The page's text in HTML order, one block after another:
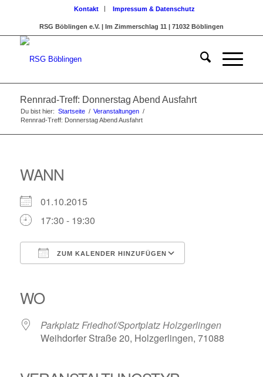
Kontakt Impressum & Datenschutz
RSG Böblingen e.V. | Im Zimmerschlag 11 | 71032 Böblingen
Rennrad-Treff: Donnerstag Abend Ausfahrt
Du bist hier: Startseite / Veranstaltungen /
Rennrad-Treff: Donnerstag Abend Ausfahrt
WANN
01.10.2015
17:30 - 19:30
ZUM KALENDER HINZUFÜGEN
WO
Parkplatz Friedhof/Sportplatz Holzgerlingen
Weihdorfer Straße 20, Holzgerlingen, 71088